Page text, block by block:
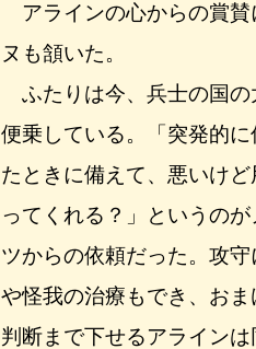
アラインの心からの賞賛
ヌも頷いた。
ふたりは今、兵士の国の
便乗している。「突発的
たときに備えて、悪いけ
ってくれる？」というの
ツからの依頼だった。攻
や怪我の治療もでき、お
判断まで下せるアライン